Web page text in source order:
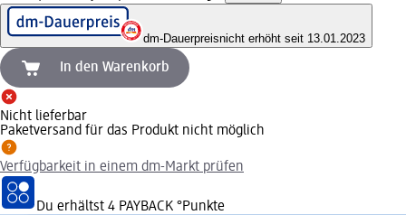
dm-Dauerpreisnicht erhöht seit 13.01.2023
In den Warenkorb
Nicht lieferbar
Paketversand für das Produkt nicht möglich
Verfügbarkeit in einem dm-Markt prüfen
Du erhältst 4 PAYBACK °Punkte